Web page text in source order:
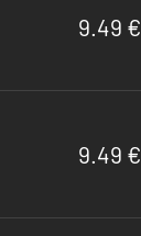
9.49 €
9.49 €